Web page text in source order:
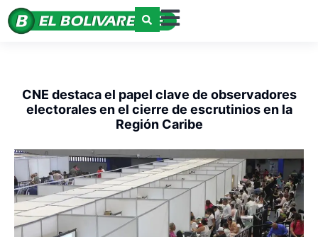
CNE destaca el papel clave de observadores
electorales en el cierre de escrutinios en la
Región Caribe